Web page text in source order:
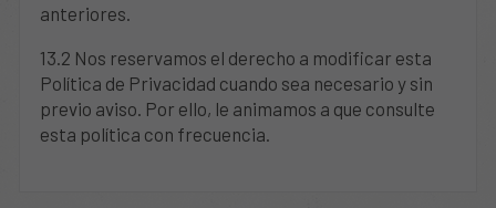
anteriores.
13.2 Nos reservamos el derecho a modificar esta
Política de Privacidad cuando sea necesario y sin
previo aviso. Por ello, le animamos a que consulte
esta política con frecuencia.